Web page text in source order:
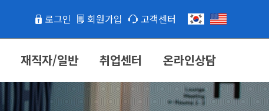
로그인 회원가입 고객센터
재직자/일반 취업센터 온라인상담